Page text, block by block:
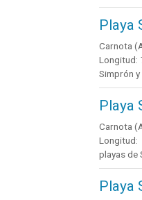
Playa
Carnota
Longitud:
Simprón
Playa
Carnota
Longitud:
playas de
Playa